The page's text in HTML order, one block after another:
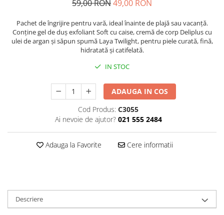
Make-up
Fond de ten
59,00 RON49,00 RON
Pachet de îngrijire pentru vară, ideal înainte de plajă sau vacanță.
Conține gel de duș exfoliant Soft cu caise, cremă de corp Deliplus cu
ulei de argan și săpun spumă Laya Twilight, pentru piele curată, fină,
hidratată și catifelată.
IN STOC
ADAUGA IN COS
Cod Produs: C3055
Ai nevoie de ajutor? 021 555 2484
Adauga la Favorite Cere informatii
Descriere